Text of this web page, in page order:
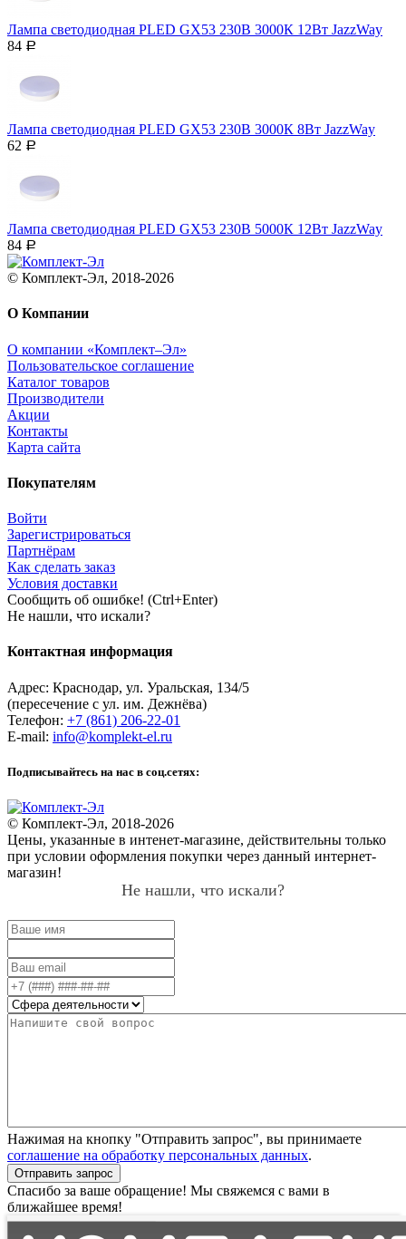
Лампа светодиодная PLED GX53 230В 3000К 12Вт JazzWay
84 Р
Лампа светодиодная PLED GX53 230В 3000К 8Вт JazzWay
62 Р
Лампа светодиодная PLED GX53 230В 5000К 12Вт JazzWay
84 Р
© Комплект-Эл, 2018-2026
О Компании
О компании «Комплект–Эл»
Пользовательское соглашение
Каталог товаров
Производители
Акции
Контакты
Карта сайта
Покупателям
Войти
Зарегистрироваться
Партнёрам
Как сделать заказ
Условия доставки
Сообщить об ошибке! (Ctrl+Enter)
Не нашли, что искали?
Контактная информация
Адрес: Краснодар, ул. Уральская, 134/5
(пересечение с ул. им. Дежнёва)
Телефон: +7 (861) 206-22-01
E-mail: info@komplekt-el.ru
Подписывайтесь на нас в соц.сетях:
© Комплект-Эл, 2018-2026
Цены, указанные в интенет-магазине, действительны только
при условии оформления покупки через данный интернет-
магазин!
Не нашли, что искали?
Нажимая на кнопку "Отправить запрос", вы принимаете
соглашение на обработку персональных данных.
Отправить запрос
Спасибо за ваше обращение! Мы свяжемся с вами в
ближайшее время!